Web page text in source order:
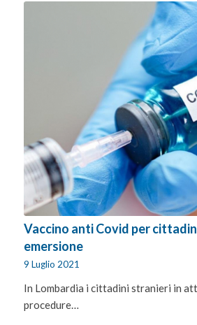
Vaccino anti Covid per
emersione
9 Luglio 2021
In Lombardia i cittadini stranieri in
procedure…